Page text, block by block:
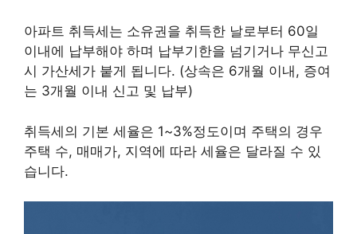
아파트 취득세는 소유권을 취득한 날로부터 60일
이내에 납부해야 하며 납부기한을 넘기거나 무신고
시 가산세가 붙게 됩니다. (상속은 6개월 이내, 증여
는 3개월 이내 신고 및 납부)
취득세의 기본 세율은 1~3%정도이며 주택의 경우
주택 수, 매매가, 지역에 따라 세율은 달라질 수 있
습니다.